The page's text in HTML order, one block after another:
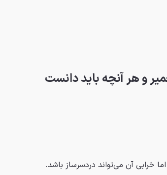
و هر آنچه باید دانست
خرابی آن می‌تواند دردسرساز باشد.